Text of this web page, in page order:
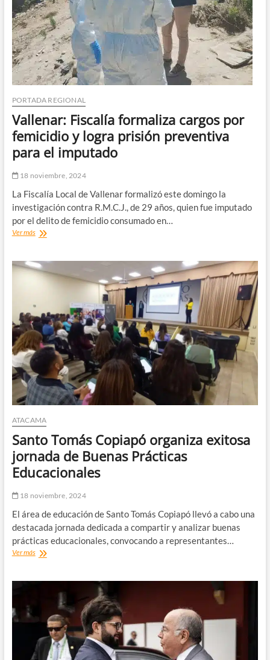
implementación
PORTADA REGIONAL
Vallenar: Fiscalía formaliza cargos por
femicidio y logra prisión preventiva
para el imputado
18 noviembre, 2024
La Fiscalía Local de Vallenar formalizó este domingo la
investigación contra R.M.C.J., de 29 años, quien fue imputado
por el delito de femicidio consumado en…
Ver másVallenar:
cargos
por
logra
prisión
preventiva
para
el
imputado
ATACAMA
Santo Tomás Copiapó organiza exitosa
jornada de Buenas Prácticas
Educacionales
18 noviembre, 2024
El área de educación de Santo Tomás Copiapó llevó a cabo una
destacada jornada dedicada a compartir y analizar buenas
prácticas educacionales, convocando a representantes…
Ver másSanto
de
Buenas
Prácticas
Educacionales